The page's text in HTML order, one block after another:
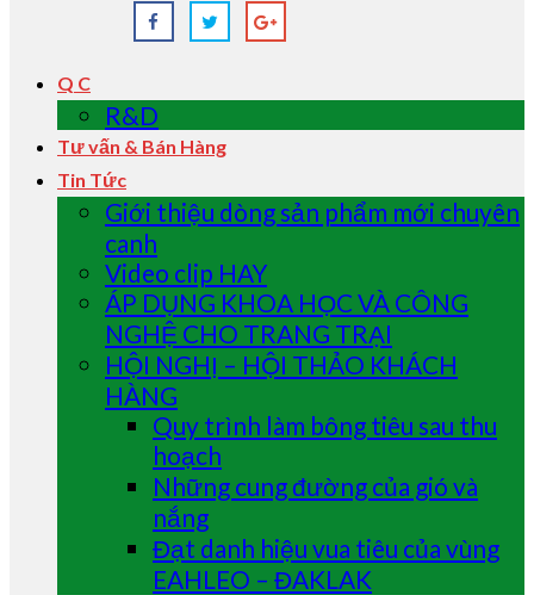
Q C
R&D
Tư vấn & Bán Hàng
Tin Tức
Giới thiệu dòng sản phẩm mới chuyên
canh
Video clip HAY
ÁP DỤNG KHOA HỌC VÀ CÔNG
NGHỆ CHO TRANG TRẠI
HỘI NGHỊ – HỘI THẢO KHÁCH
HÀNG
Quy trình làm bông tiêu sau thu
hoạch
Những cung đường của gió và
nắng
Đạt danh hiệu vua tiêu của vùng
EAHLEO – ĐAKLAK